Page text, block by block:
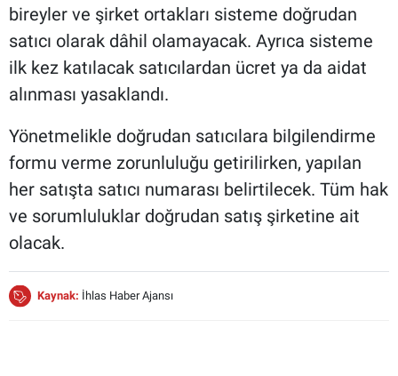
bireyler ve şirket ortakları sisteme doğrudan
satıcı olarak dâhil olamayacak. Ayrıca sisteme
ilk kez katılacak satıcılardan ücret ya da aidat
alınması yasaklandı.
Yönetmelikle doğrudan satıcılara bilgilendirme
formu verme zorunluluğu getirilirken, yapılan
her satışta satıcı numarası belirtilecek. Tüm hak
ve sorumluluklar doğrudan satış şirketine ait
olacak.
Kaynak: İhlas Haber Ajansı